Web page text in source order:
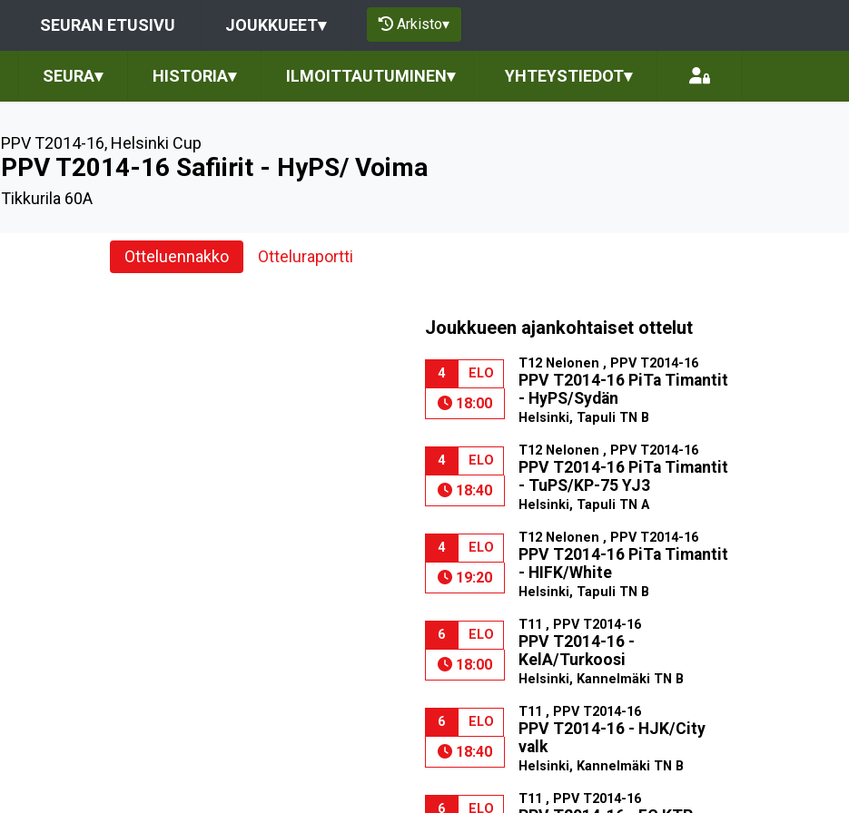
SEURAN ETUSIVU JOUKKUEET▾ Arkisto▾
SEURA▾ HISTORIA▾ ILMOITTAUTUMINEN▾ YHTEYSTIEDOT▾
PPV T2014-16, Helsinki Cup
PPV T2014-16 Safiirit - HyPS/ Voima
Tikkurila 60A
Otteluennakko Otteluraportti
Joukkueen ajankohtaiset ottelut
4 ELO
18:00
T12 Nelonen , PPV T2014-16
PPV T2014-16 PiTa Timantit
- HyPS/Sydän
Helsinki, Tapuli TN B
4 ELO
18:40
T12 Nelonen , PPV T2014-16
PPV T2014-16 PiTa Timantit
- TuPS/KP-75 YJ3
Helsinki, Tapuli TN A
4 ELO
19:20
T12 Nelonen , PPV T2014-16
PPV T2014-16 PiTa Timantit
- HIFK/White
Helsinki, Tapuli TN B
6 ELO
18:00
T11 , PPV T2014-16
PPV T2014-16 -
KelA/Turkoosi
Helsinki, Kannelmäki TN B
6 ELO
18:40
T11 , PPV T2014-16
PPV T2014-16 - HJK/City
valk
Helsinki, Kannelmäki TN B
6 ELO
T11 , PPV T2014-16